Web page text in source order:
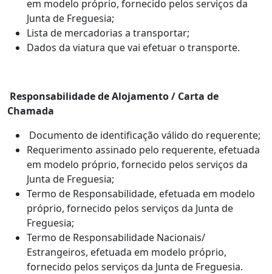
em modelo próprio, fornecido pelos serviços da
Junta de Freguesia;
Lista de mercadorias a transportar;
Dados da viatura que vai efetuar o transporte.
Responsabilidade de Alojamento / Carta de
Chamada
Documento de identificação válido do requerente;
Requerimento assinado pelo requerente, efetuada
em modelo próprio, fornecido pelos serviços da
Junta de Freguesia;
Termo de Responsabilidade, efetuada em modelo
próprio, fornecido pelos serviços da Junta de
Freguesia;
Termo de Responsabilidade Nacionais/
Estrangeiros, efetuada em modelo próprio,
fornecido pelos serviços da Junta de Freguesia.